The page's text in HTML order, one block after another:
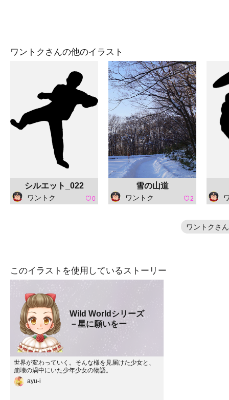
ワントクさんの他のイラスト
シルエット_022
ワントク 0
雪の山道
ワントク 2
ワントクさ
このイラストを使用しているストーリー
Wild Worldシリーズ
－星に願いをー
世界が変わっていく。そんな様を見届けた少女と、
崩壊の渦中にいた少年少女の物語。
ayu-i